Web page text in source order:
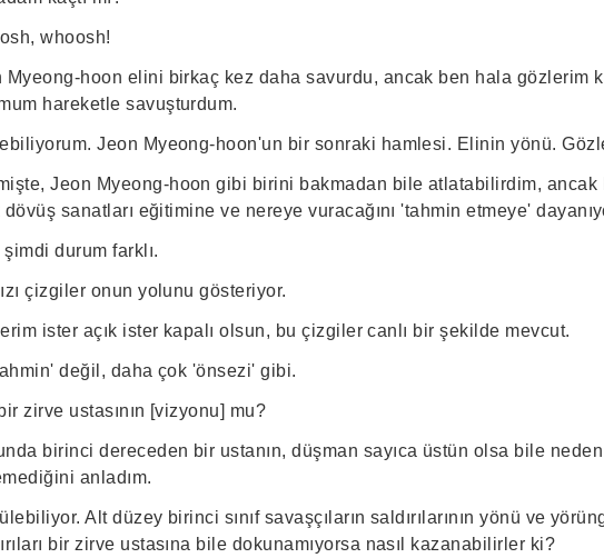
whoosh!
Myeong-hoon elini birkaç kez daha savurdu, ancak ben hala gözlerim
hareketle savuşturdum.
Jeon Myeong-hoon'un bir sonraki hamlesi. Elinin yönü.
Jeon Myeong-hoon gibi birini bakmadan bile atlatabilirdim, ancak
dövüş sanatları eğitimine ve nereye vuracağını 'tahmin etmeye'
şimdi durum farklı.
çizgiler onun yolunu gösteriyor.
ister açık ister kapalı olsun, bu çizgiler canlı bir şekilde mevcut.
değil, daha çok 'önsezi' gibi.
zirve ustasının [vizyonu] mu?
birinci dereceden bir ustanın, düşman sayıca üstün olsa bile neden
anladım.
Alt düzey birinci sınıf savaşçıların saldırılarının yönü ve
bir zirve ustasına bile dokunamıyorsa nasıl kazanabilirler ki?